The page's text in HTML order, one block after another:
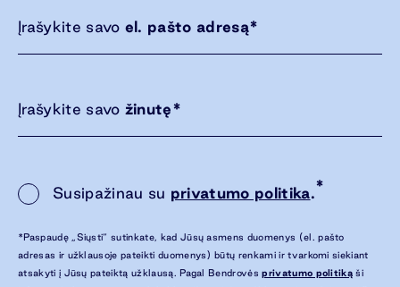
Įrašykite savo el. pašto adresą*
Įrašykite savo žinutę*
Susipažinau su privatumo politika.*
*Paspaudę „Siųsti“ sutinkate, kad Jūsų asmens duomenys (el. pašto
adresas ir užklausoje pateikti duomenys) būtų renkami ir tvarkomi siekiant
atsakyti į Jūsų pateiktą užklausą. Pagal Bendrovėsprivatumo politiką ši